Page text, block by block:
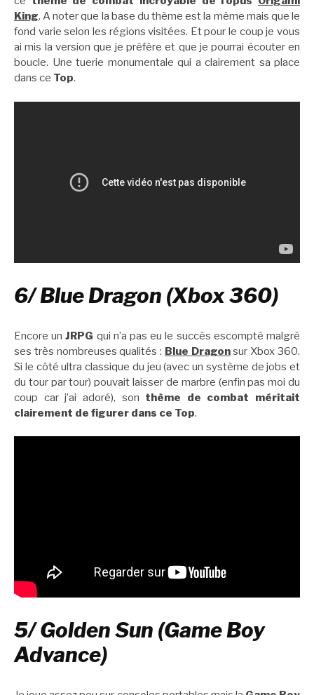
King. A noter que la base du thème est la même mais que le
fond varie selon les régions visitées. Et pour le coup je vous
ai mis la version que je préfère et que je pourrai écouter en
boucle. Une tuerie monumentale qui a clairement sa place
dans ce Top.
6/ Blue Dragon (Xbox 360)
Encore unJRPG qui n’a pas eu le succès escompté malgré
ses très nombreuses qualités : Blue Dragon sur Xbox 360.
Si le côté ultra classique du jeu (avec un système de jobs et
du tour par tour) pouvait laisser de marbre (enfin pas moi du
coup car j’ai adoré), son thème de combat méritait
clairement de figurer dans ce Top.
5/ Golden Sun (Game Boy
Advance)